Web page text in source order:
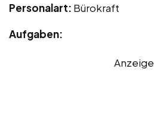
Personalart: Bürokraft
Aufgaben:
Anzeige